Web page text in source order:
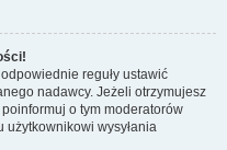
reguły ustawić
nadawcy. Jeżeli otrzymujesz
o tym moderatorów
użytkownikowi wysyłania